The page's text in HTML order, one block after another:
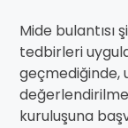
Mide bulantısı
tedbirleri
geçmediğinde,
kuruluşuna